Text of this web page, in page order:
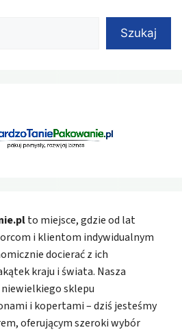
Szukaj
to miejsce, gdzie od lat
i klientom indywidualnym
docierać z ich
kraju i świata. Nasza
niewielkiego sklepu
i kopertami – dziś jesteśmy
oferującym szeroki wybór